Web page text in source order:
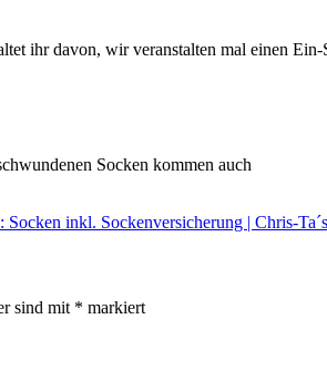
ihr davon, wir veranstalten mal einen
Socken kommen auch
inkl. Sockenversicherung | Chris-
sind mit * markiert